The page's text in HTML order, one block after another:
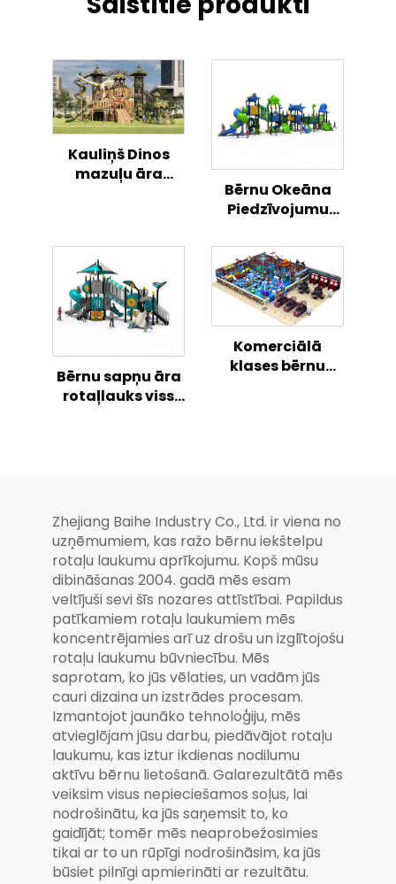
Kauliņš Dinos
mazuļu āra
Bērnu Okeāna
Piedzīvojumu
Slīdonis Āra
Rotaļlaukums
Bērnu sapņu āra
rotaļlauks viss
Komerciālā
klases bērnu
Zhejiang Baihe Industry Co., Ltd. ir viena no
uzņēmumiem, kas ražo bērnu iekštelpu
rotaļu laukumu aprīkojumu. Kopš mūsu
dibināšanas 2004. gadā mēs esam
veltījuši sevi šīs nozares attīstībai. Papildus
patīkamiem rotaļu laukumiem mēs
koncentrējamies arī uz drošu un izglītojošu
rotaļu laukumu būvniecību. Mēs
saprotam, ko jūs vēlaties, un vadām jūs
cauri dizaina un izstrādes procesam.
Izmantojot jaunāko tehnoloģiju, mēs
atvieglōjam jūsu darbu, piedāvājot rotaļu
laukumu, kas iztur ikdienas nodilumu
aktīvu bērnu lietošanā. Galarezultātā mēs
veiksim visus nepieciešamos soļus, lai
nodrošinātu, ka jūs saņemsit to, ko
gaidījāt; tomēr mēs neaprobežosimies
tikai ar to un rūpīgi nodrošināsim, ka jūs
būsiet pilnīgi apmierināti ar rezultātu.